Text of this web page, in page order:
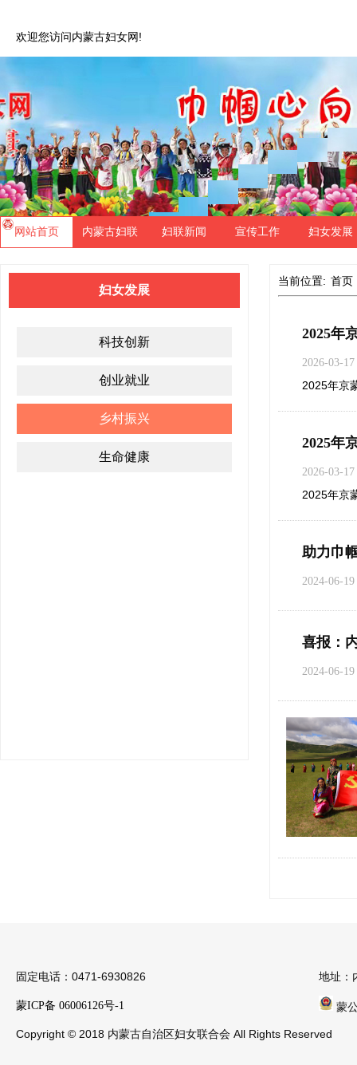
欢迎您访问内蒙古妇女网!
网站首页 内蒙古妇联 妇联新闻 宣传工作 妇女发展
妇女发展
科技创新
创业就业
乡村振兴
生命健康
当前位置: 首页
2026-03-17
2025年京
2026-03-17
2025年京
助力巾
2024-06-19
喜报：
2024-06-19
固定电话：0471-6930826 地址：
蒙ICP备 06006126号-1 蒙
Copyright © 2018 内蒙古自治区妇女联合会 All Rights Reserved